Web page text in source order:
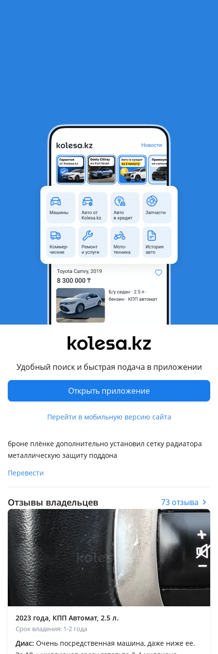
Удобный поиск и быстрая подача в приложении
Открыть приложение
Перейти в мобильную версию сайта
Kia Sportage 2025 года
15 500 000 ₸
Объявление находится в архиве и может быть
Щучинск, Акмолинская
2021 - н.в. 5 поколение
Кроссовер
Объем двигателя, л
Пробег
Автомат
Руль
Слева
Растаможен в Казахстане
Комментарий продавца
броне плёнке дополнительно установил сетку радиатора
металлическую защиту поддона
Перевести
Отзывы владельцев 73 отзыва
2023 года, КПП Автомат, 2.5 л.
Срок владения: 1-2 года
Диас: Очень посредственная машина, даже ниже ее.